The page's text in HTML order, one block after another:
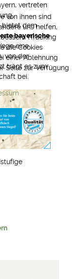
vertreten
bietet dem
bayerische
eine
von der
trägt es zum
bei.
von ihnen sind
uns helfen,
(Tracking
die Cookies
einer Ablehnung
Seite zur Verfügung